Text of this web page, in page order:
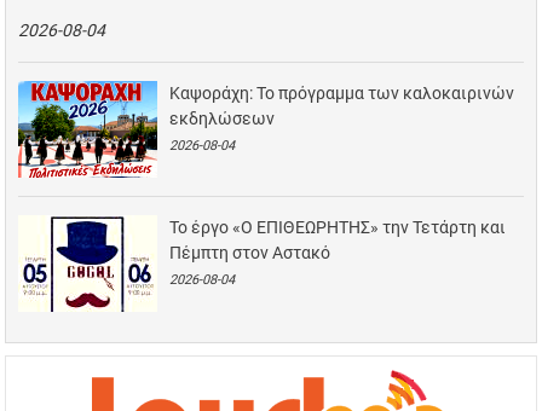
2026-08-04
Καψοράχη: Το πρόγραμμα των καλοκαιρινών
εκδηλώσεων
2026-08-04
Το έργο «Ο ΕΠΙΘΕΩΡΗΤΗΣ» την Τετάρτη και
Πέμπτη στον Αστακό
2026-08-04